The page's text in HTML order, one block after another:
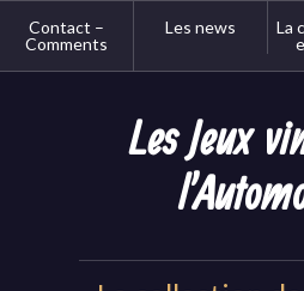
Contact –
Comments
Les news
La
Les Jeux